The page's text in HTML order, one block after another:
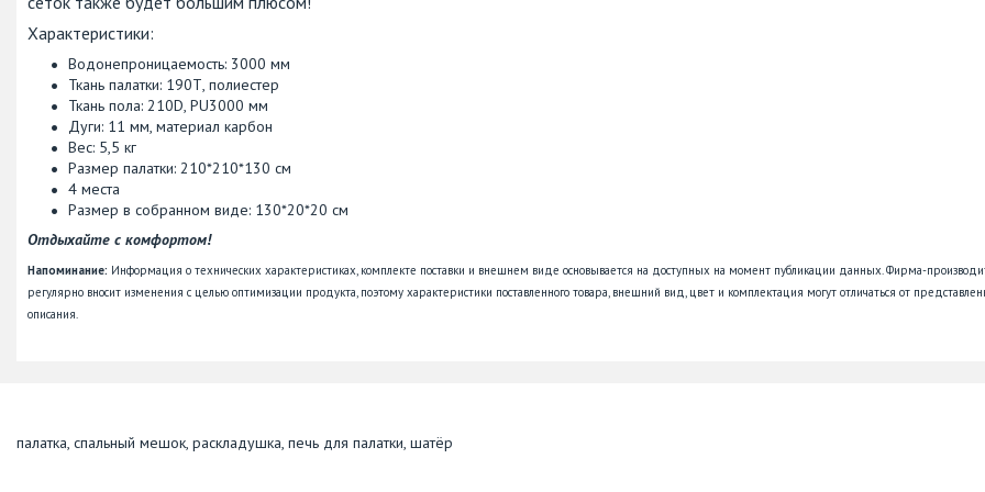
Характеристики:
Водонепроницаемость: 3000 мм
Ткань палатки: 190Т, полиестер
Ткань пола: 210D, PU3000 мм
Дуги: 11 мм, материал карбон
Вес: 5,5 кг
Размер палатки: 210*210*130 см
4 места
Размер в собранном виде: 130*20*20 см
Отдыхайте с комфортом!
Напоминание: Информация о технических характеристиках, комплекте поставки и внешнем виде основывается на доступных на момент публикации данных. Фирма-
регулярно вносит изменения с целью оптимизации продукта, поэтому характеристики поставленного товара, внешний вид, цвет и комплектация могут отличаться от
описания.
палатка, спальный мешок, раскладушка, печь для палатки, шатёр